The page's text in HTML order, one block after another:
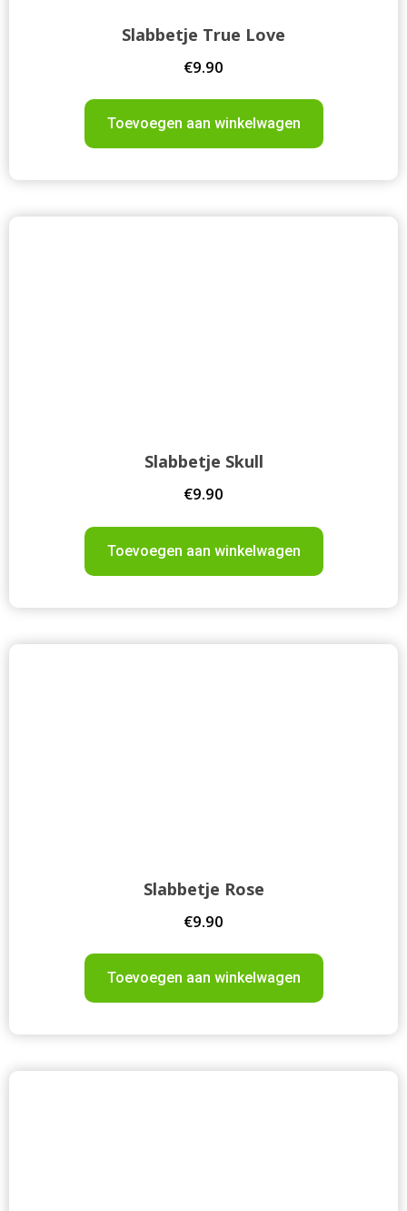
Slabbetje True Love
€9.90
Toevoegen aan winkelwagen
Slabbetje Skull
€9.90
Toevoegen aan winkelwagen
Slabbetje Rose
€9.90
Toevoegen aan winkelwagen